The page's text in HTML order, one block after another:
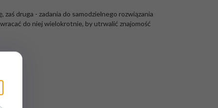
druga - zadania do samodzielnego rozwiązania
do niej wielokrotnie, by utrwalić znajomość